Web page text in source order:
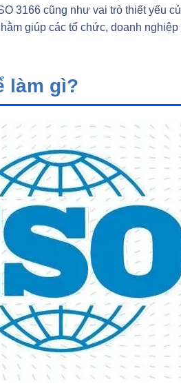
3166 cũng như vai trò thiết yếu
giúp các tổ chức, doanh
làm gì?